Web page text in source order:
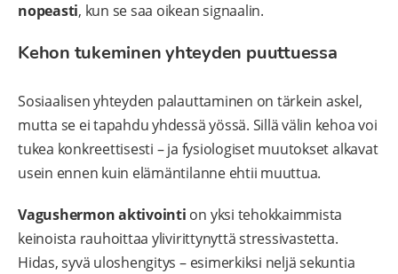
nopeasti, kun se saa oikean signaalin.
Kehon tukeminen yhteyden puuttuessa
Sosiaalisen yhteyden palauttaminen on tärkein askel,
mutta se ei tapahdu yhdessä yössä. Sillä välin kehoa voi
tukea konkreettisesti – ja fysiologiset muutokset alkavat
usein ennen kuin elämäntilanne ehtii muuttua.
Vagushermon aktivointi on yksi tehokkaimmista
keinoista rauhoittaa ylivirittynyttä stressivastetta.
Hidas, syvä uloshengitys – esimerkiksi neljä sekuntia